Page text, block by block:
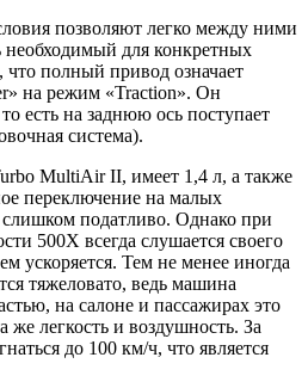
позволяют легко между ними
необходимый для конкретных
полный привод означает
на режим «Traction». Он
есть на заднюю ось поступает
система).
MultiAir II, имеет 1,4 л, а также
переключение на малых
слишком податливо. Однако при
500X всегда слушается своего
ускоряется. Тем не менее иногда
тяжеловато, ведь машина
на салоне и пассажирах это
же легкость и воздушность. За
до 100 км/ч, что является